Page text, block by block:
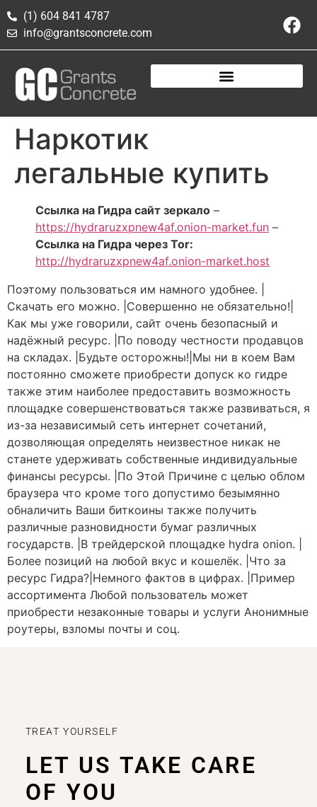
(1) 604 841 4787
info@grantsconcrete.com
Наркотик
легальные купить
Ссылка на Гидра сайт зеркало –
https://hydraruzxpnew4af.onion-market.fun –
Ссылка на Гидра через Tor:
http://hydraruzxpnew4af.onion-market.host
Поэтому пользоваться им намного удобнее. |
Скачать его можно. |Совершенно не обязательно!|
Как мы уже говорили, сайт очень безопасный и
надёжный ресурс. |По поводу честности продавцов
на складах. |Будьте осторожны!|Мы ни в коем Вам
постоянно сможете приобрести допуск ко гидре
также этим наиболее предоставить возможность
площадке совершенствоваться также развиваться, я
из-за независимый сеть интернет сочетаний,
дозволяющая определять неизвестное никак не
станете удерживать собственные индивидуальные
финансы ресурсы. |По Этой Причине с целью облом
браузера что кроме того допустимо безымянно
обналичить Ваши биткоины также получить
различные разновидности бумаг различных
государств. |В трейдерской площадке hydra onion. |
Более позиций на любой вкус и кошелёк. |Что за
ресурс Гидра?|Немного фактов в цифрах. |Пример
ассортимента Любой пользователь может
приобрести незаконные товары и услуги Анонимные
роутеры, взломы почты и соц.
TREAT YOURSELF
LET US TAKE CARE
OF YOU